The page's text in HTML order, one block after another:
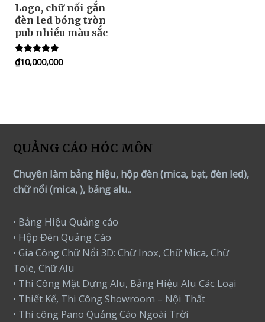
Logo, chữ nổi gắn
đèn led bóng tròn
pub nhiều màu sắc
Rated
5.00
₫10,000,000
QUẢNG CÁO HÓC MÔN
Chuyên làm bảng hiệu, hộp đèn (mica, bạt, đèn led),
chữ nổi (mica, ), bảng alu..
• Bảng Hiệu Quảng cáo
• Hộp Đèn Quảng Cáo
• Gia Công Chữ Nổi 3D: Chữ Inox, Chữ Mica, Chữ
Tole, Chữ Alu
• Thi Công Mặt Dựng Alu, Bảng Hiệu Alu Các Loại
• Thiết Kế, Thi Công Showroom – Nội Thất
• Thi công Pano Quảng Cáo Ngoài Trời